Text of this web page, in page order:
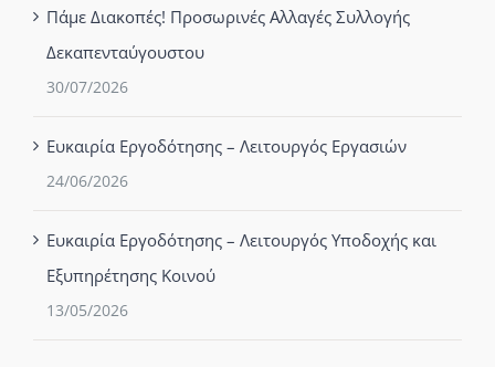
Πάμε Διακοπές! Προσωρινές Αλλαγές Συλλογής
Δεκαπενταύγουστου
30/07/2026
Ευκαιρία Εργοδότησης – Λειτουργός Εργασιών
24/06/2026
Ευκαιρία Εργοδότησης – Λειτουργός Υποδοχής και
Εξυπηρέτησης Κοινού
13/05/2026